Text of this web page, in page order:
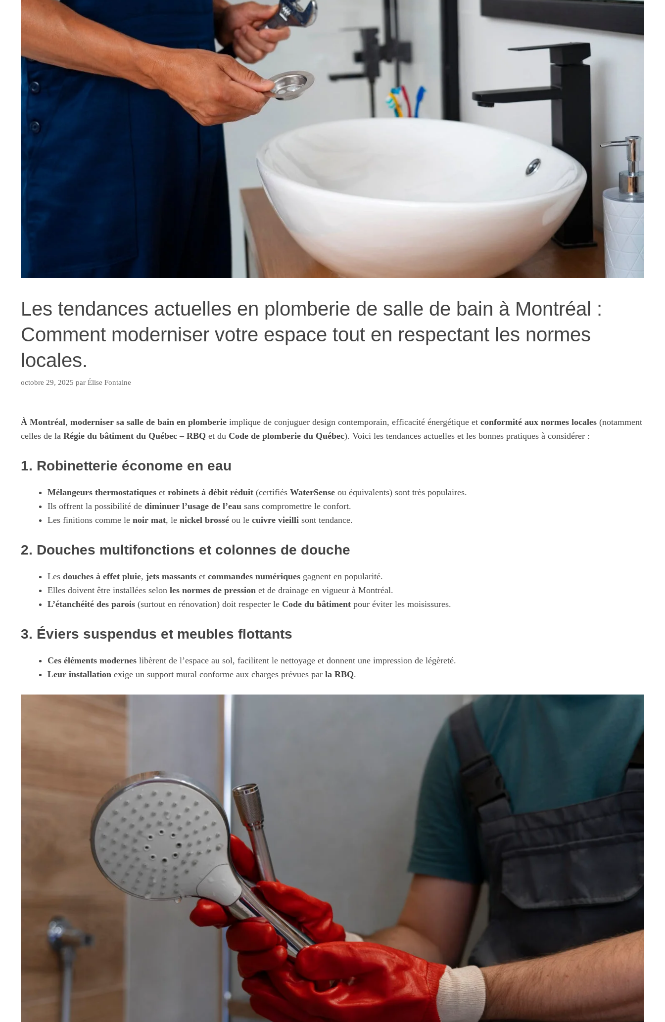
Les tendances actuelles en plomberie de salle de bain à Montréal :
Comment moderniser votre espace tout en respectant les normes
locales.
octobre 29, 2025 par Élise Fontaine
À Montréal, moderniser sa salle de bain en plomberie implique de conjuguer design contemporain, efficacité énergétique et conformité aux normes locales (notamment
celles de la Régie du bâtiment du Québec – RBQ et du Code de plomberie du Québec). Voici les tendances actuelles et les bonnes pratiques à considérer :
1. Robinetterie économe en eau
Mélangeurs thermostatiques et robinets à débit réduit (certifiés WaterSense ou équivalents) sont très populaires.
Ils offrent la possibilité de diminuer l’usage de l’eau sans compromettre le confort.
Les finitions comme le noir mat, le nickel brossé ou le cuivre vieilli sont tendance.
2. Douches multifonctions et colonnes de douche
Les douches à effet pluie, jets massants et commandes numériques gagnent en popularité.
Elles doivent être installées selon les normes de pression et de drainage en vigueur à Montréal.
L’étanchéité des parois (surtout en rénovation) doit respecter le Code du bâtiment pour éviter les moisissures.
3. Éviers suspendus et meubles flottants
Ces éléments modernes libèrent de l’espace au sol, facilitent le nettoyage et donnent une impression de légèreté.
Leur installation exige un support mural conforme aux charges prévues par la RBQ.